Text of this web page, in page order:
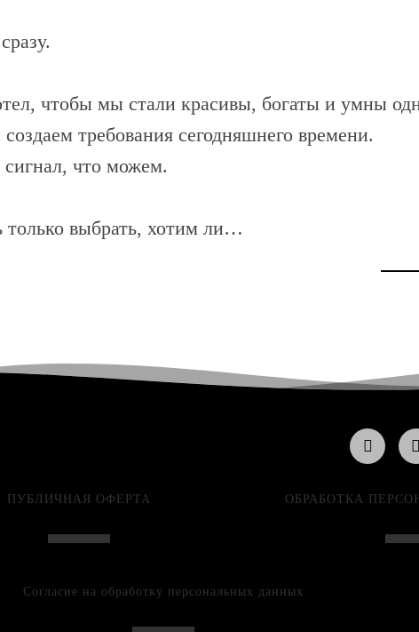
чтобы мы стали красивы, богаты и умны
требования сегодняшнего времени.
что можем.
только выбрать, хотим ли…
ПУБЛИЧНАЯ ОФЕРТА ОБРАБОТКА
Согласие на обработку персональных данных